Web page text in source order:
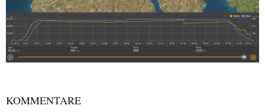
KOMMENTARE